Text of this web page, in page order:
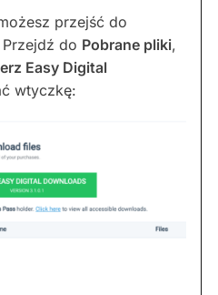
przejść do
do Pobrane pliki,
Easy Digital
wtyczkę: